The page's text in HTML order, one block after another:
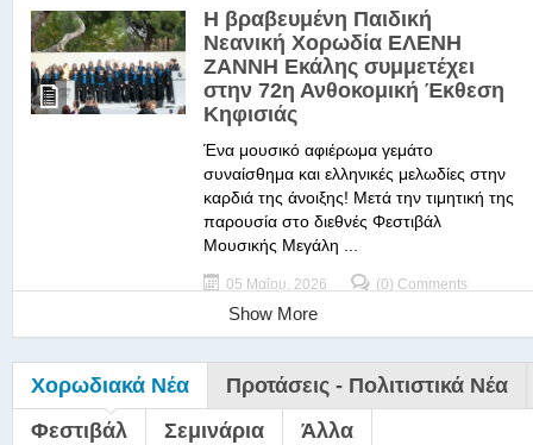
Η βραβευμένη Παιδική
Νεανική Χορωδία ΕΛΕΝΗ
ΖΑΝΝΗ Εκάλης συμμετέχει
στην 72η Ανθοκομική Έκθεση
Κηφισιάς
Ένα μουσικό αφιέρωμα γεμάτο
συναίσθημα και ελληνικές μελωδίες στην
καρδιά της άνοιξης! Μετά την τιμητική της
παρουσία στο διεθνές Φεστιβάλ
Μουσικής Μεγάλη ...
05 Μαΐου, 2026 (0) Comments
Show More
Χορωδιακά Νέα
Προτάσεις - Πολιτιστικά Νέα
Φεστιβάλ
Σεμινάρια Άλλα